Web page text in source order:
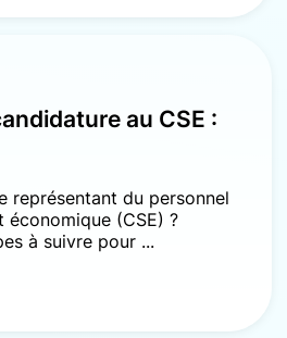
au CSE :
représentant du personnel
(CSE) ?
à suivre pour ...